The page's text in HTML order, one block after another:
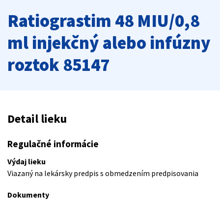
Ratiograstim 48 MIU/0,8
ml injekčný alebo infúzny
roztok 85147
Detail lieku
Regulačné informácie
Výdaj lieku
Viazaný na lekársky predpis s obmedzením predpisovania
Dokumenty